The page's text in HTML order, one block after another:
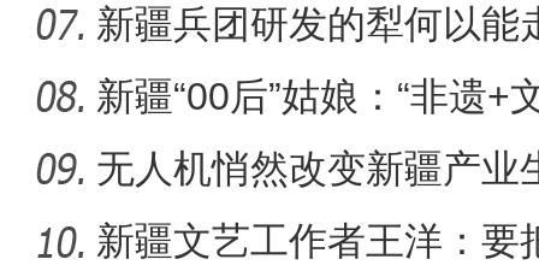
汇见证
新疆兵团研发的犁何以能
新疆“00后”姑娘：“非遗+
无人机悄然改变新疆产业
新疆文艺工作者王洋：要